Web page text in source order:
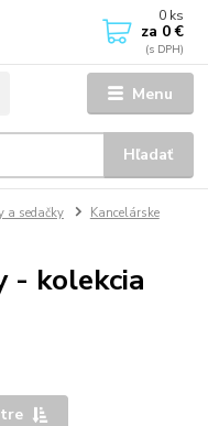
Menu
Hľadať
0 ks
za 0 €
a sedačky
Kancelárske
- kolekcia